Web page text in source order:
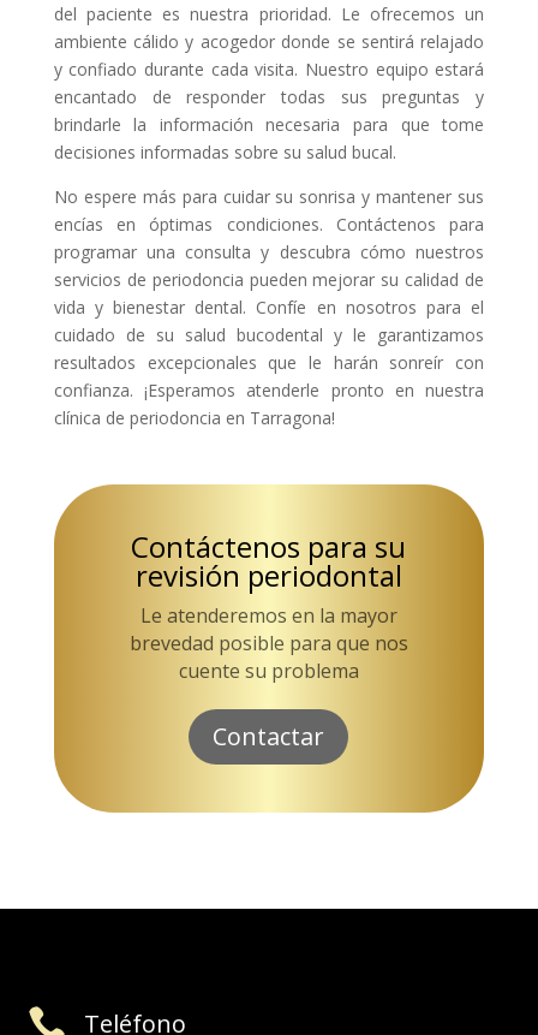
del paciente es nuestra prioridad. Le ofrecemos un
ambiente cálido y acogedor donde se sentirá relajado
y confiado durante cada visita. Nuestro equipo estará
encantado de responder todas sus preguntas y
brindarle la información necesaria para que tome
decisiones informadas sobre su salud bucal.
No espere más para cuidar su sonrisa y mantener sus
encías en óptimas condiciones. Contáctenos para
programar una consulta y descubra cómo nuestros
servicios de periodoncia pueden mejorar su calidad de
vida y bienestar dental. Confíe en nosotros para el
cuidado de su salud bucodental y le garantizamos
resultados excepcionales que le harán sonreír con
confianza. ¡Esperamos atenderle pronto en nuestra
clínica de periodoncia en Tarragona!
Contáctenos para su
revisión periodontal
Le atenderemos en la mayor
brevedad posible para que nos
cuente su problema
Contactar
 Teléfono